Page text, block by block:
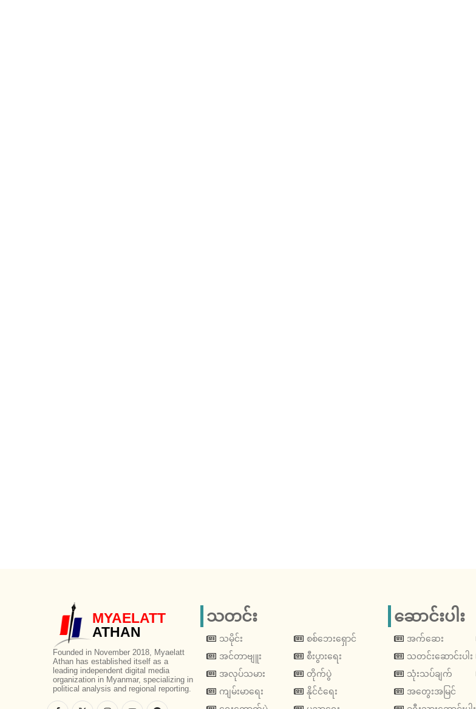
MYAELATT
ATHAN
Founded in November 2018, Myaelatt
Athan has established itself as a
leading independent digital media
organization in Myanmar, specializing in
political analysis and regional reporting.
သတင်း
သမိုင်း
အင်တာဗျူး
အလုပ်သမား
ကျမ်းမာရေး
စစ်ဘေးရှောင်
စီးပွားရေး
တိုက်ပွဲ
နိုင်ငံရေး
ဆောင်းပါး
အက်ဆေး
သတင်းဆောင်းပါး
သုံးသပ်ချက်
အတွေးအမြင်